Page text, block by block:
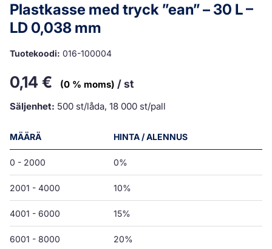
Plastkasse med tryck ”ean” – 30 L –
LD 0,038 mm
Tuotekoodi: 016-100004
0,14€ (0 % moms) / st
Säljenhet: 500 st/låda, 18 000 st/pall
MÄÄRÄ HINTA / ALENNUS
0 - 2000 0%
2001 - 4000 10%
4001 - 6000 15%
6001 - 8000 20%